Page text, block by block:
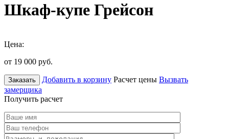
Шкаф-купе Грейсон
Цена:
от 19 000 руб.
Заказать Добавить в корзину Расчет цены Вызвать
замерщика
Получить расчет